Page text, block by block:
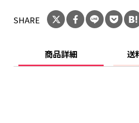
※ご家庭のレンジの仕様により
注意：ガーリックライスに含
SHARE
商品詳細 送